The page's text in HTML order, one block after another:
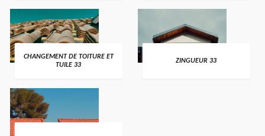
CHANGEMENT DE TOITURE ET
TUILE 33
ZINGUEUR 33